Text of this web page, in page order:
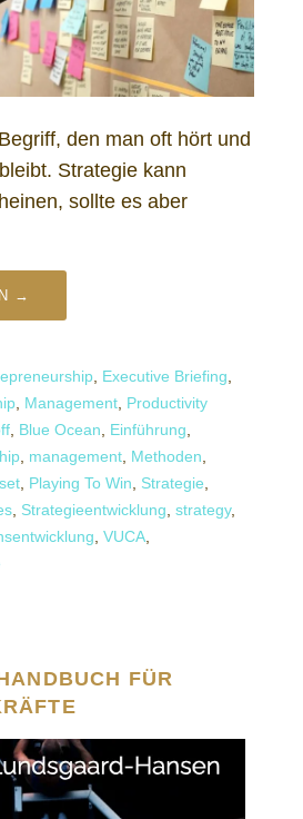
den man oft hört und
Strategie kann
sollte es aber
→
Executive Briefing
Management Productivity
Blue Ocean Einführung
management Methoden
Playing To Win Strategie
Strategieentwicklung strategy,
VUCA
FÜR